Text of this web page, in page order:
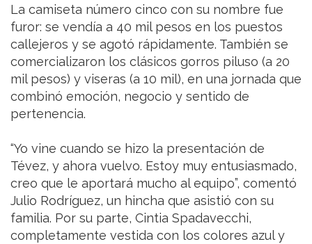
La camiseta número cinco con su nombre fue
furor: se vendía a 40 mil pesos en los puestos
callejeros y se agotó rápidamente. También se
comercializaron los clásicos gorros piluso (a 20
mil pesos) y viseras (a 10 mil), en una jornada que
combinó emoción, negocio y sentido de
pertenencia.
“Yo vine cuando se hizo la presentación de
Tévez, y ahora vuelvo. Estoy muy entusiasmado,
creo que le aportará mucho al equipo”, comentó
Julio Rodríguez, un hincha que asistió con su
familia. Por su parte, Cintia Spadavecchi,
completamente vestida con los colores azul y